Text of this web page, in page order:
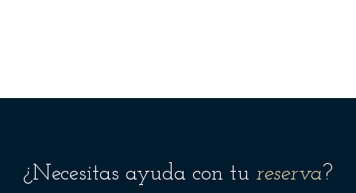
¿Necesitas ayuda con tu reserva?